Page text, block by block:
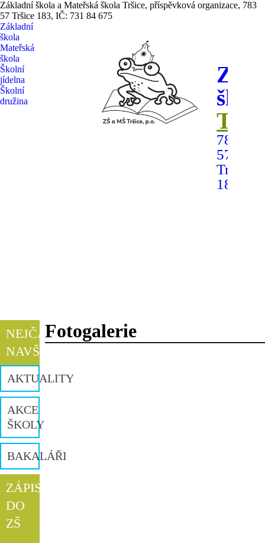
Základní škola a Mateřská škola Tršice, příspěvková organizace, 783
57 Tršice 183, IČ: 731 84 675
Základní
škola
Mateřská
škola
Školní
jídelna
Školní
družina
783
57
Tršice
183
NEJČASTĚJI
NAVŠTĚVOVANÉ
AKTUALITY
AKCE
ŠKOLY
BAKALÁŘI
ZÁPIS
DO
ZŠ
Fotogalerie